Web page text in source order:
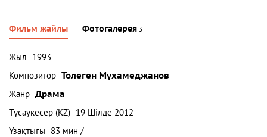
Фильм жайлы Фотогалерея 3
Жыл
1993
Композитор Төлеген Мұхамеджанов
Жанр Драма
Тұсаукесер (KZ) 19 Шілде 2012
Ұзақтығы
83 мин /